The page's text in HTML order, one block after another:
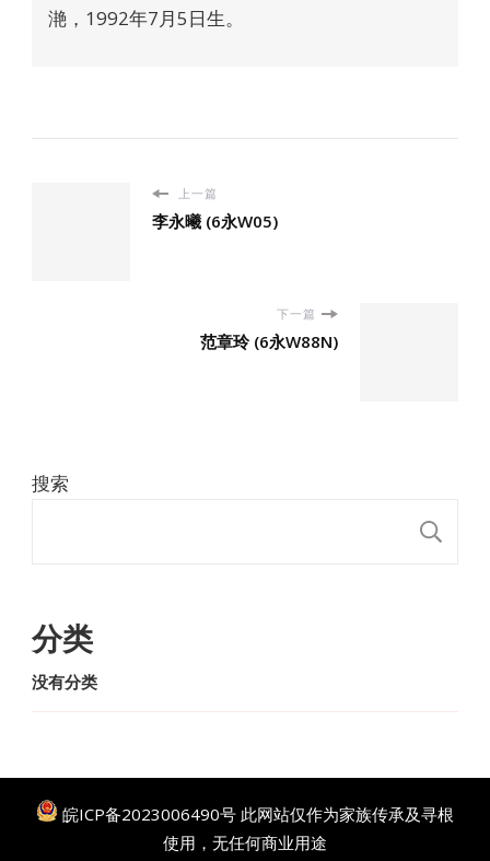
滟，1992年7月5日生。
上一篇
李永曦 (6永W05)
下一篇
范章玲 (6永W88N)
搜索
分类
没有分类
皖ICP备2023006490号 此网站仅作为家族传承及寻根
使用，无任何商业用途